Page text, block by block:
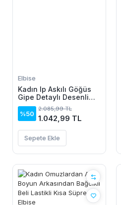
Elbise
Kadın Ip Askılı Göğüs
Gipe Detaylı Desenli
Uzun Süprem Elbise
%50
2.085,99 TL
1.042,99 TL
Sepete Ekle